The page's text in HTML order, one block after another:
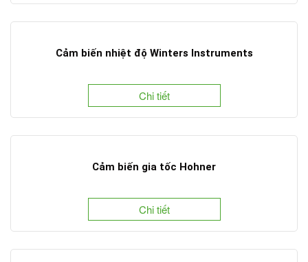
Cảm biến nhiệt độ Winters Instruments
Chi tiết
Cảm biến gia tốc Hohner
Chi tiết